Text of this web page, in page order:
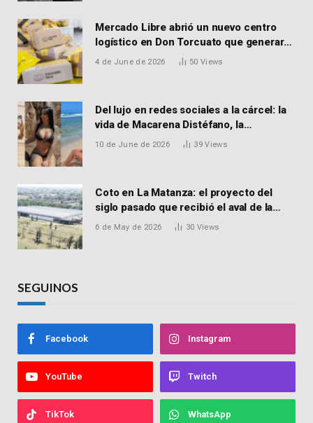
Mercado Libre abrió un nuevo centro
logístico en Don Torcuato que generará
900 empleos: cómo enviar el CV
4 de June de 2026 50 Views
Del lujo en redes sociales a la cárcel: la
vida de Macarena Distéfano, la
influencer de San Martín acusada de
10 de June de 2026 39Views
Coto en La Matanza: el proyecto del
siglo pasado que recibió el aval de la
Justicia para reactivar una obra frenada
6 de May de 2026 30 Views
SEGUINOS
Facebook Instagram
YouTube Twitch
TikTok WhatsApp